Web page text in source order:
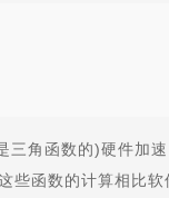
角函数的)硬件加
些函数的计算相比